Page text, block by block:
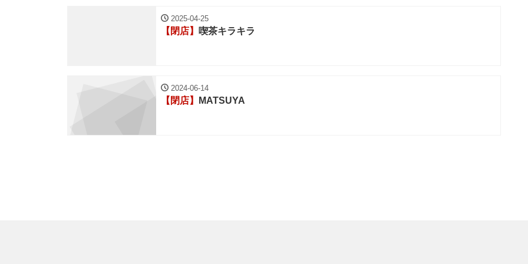
2025-04-25
【閉店】 喫茶キラキラ
2024-06-14
【閉店】 MATSUYA